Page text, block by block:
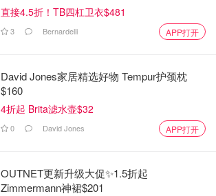
直接4.5折！TB四杠卫衣$481
3 Bernardelli APP打开
David Jones家居精选好物 Tempur护颈枕
$160
4折起 Brita滤水壶$32
0 David Jones APP打开
OUTNET更新升级大促✨1.5折起
Zimmermann神裙$201